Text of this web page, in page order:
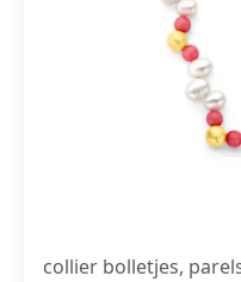
collier bolletjes,